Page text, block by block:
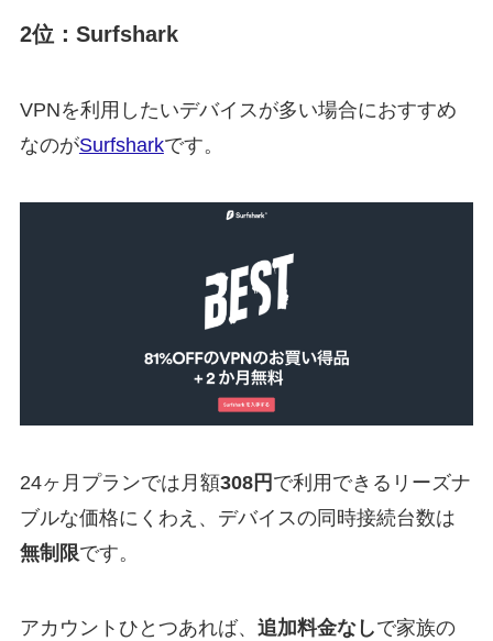
2位：Surfshark
VPNを利用したいデバイスが多い場合におすすめ
なのがSurfsharkです。
24ヶ月プランでは月額308円 で利用できるリーズナ
ブルな価格にくわえ、デバイスの同時接続台数は
無制限です。
アカウントひとつあれば、 追加料金なしで家族の